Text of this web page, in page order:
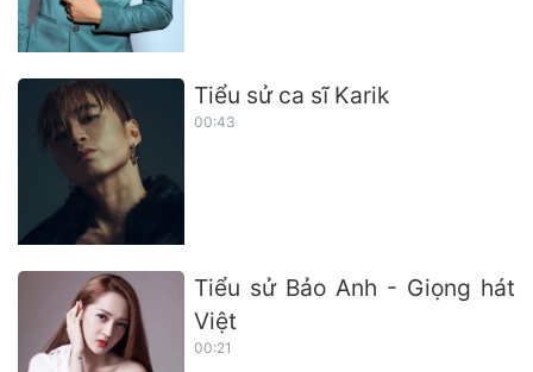
Tiểu sử ca sĩ Karik
00:43
Tiểu sử Bảo Anh - Giọng hát
Việt
00:21